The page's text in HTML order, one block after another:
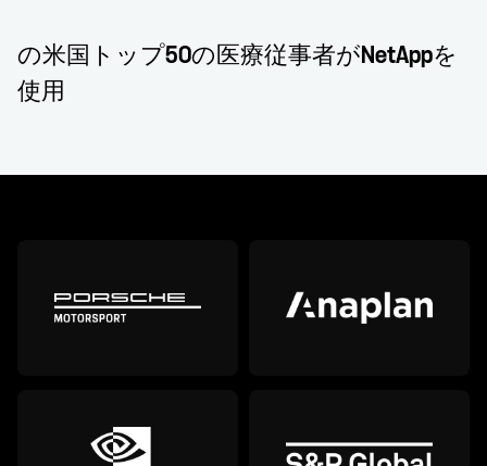
の米国トップ50の医療従事者がNetAppを
使用